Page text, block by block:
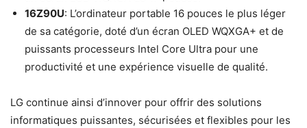
16Z90U: L’ordinateur portable 16 pouces le plus léger
de sa catégorie, doté d’un écran OLED WQXGA+ et de
puissants processeurs Intel Core Ultra pour une
productivité et une expérience visuelle de qualité.
LG continue ainsi d’innover pour offrir des solutions
informatiques puissantes, sécurisées et flexibles pour les